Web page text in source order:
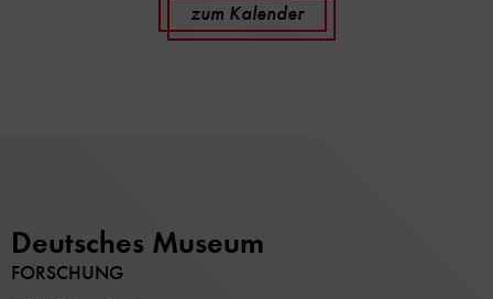
zum Kalender
Deutsches Museum
FORSCHUNG